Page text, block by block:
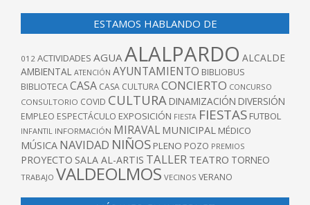
ESTAMOS HABLANDO DE
012 ACTIVIDADES AGUAALALPARDO ALCALDE
AMBIENTAL ATENCIÓN AYUNTAMIENTO BIBLIOBUS
BIBLIOTECACASA CASA CULTURACONCIERTO CONCURSO
CONSULTORIO COVID CULTURA DINAMIZACIÓN DIVERSIÓN
EMPLEO ESPECTÁCULO EXPOSICIÓN FIESTA FIESTAS FUTBOL
INFANTIL INFORMACIÓN MIRAVAL MUNICIPAL MÉDICO
MÚSICA NAVIDAD NIÑOS PLENO POZO PREMIOS
PROYECTO SALA AL-ARTIS TALLER TEATRO TORNEO
TRABAJO VALDEOLMOS VECINOS VERANO